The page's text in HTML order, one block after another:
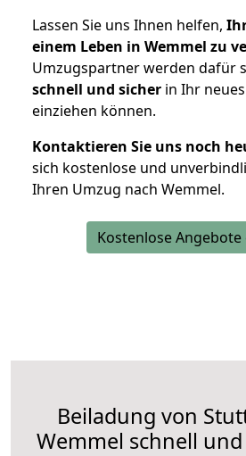
Lassen Sie uns Ihnen helfen,
einem Leben in Wemmel zu
Umzugspartner werden dafür
schnell und sicher in Ihr
einziehen können.
Kontaktieren Sie uns noch
sich kostenlose und
Ihren Umzug nach Wemmel.
Kostenlose
Beiladung von
Wemmel schnell